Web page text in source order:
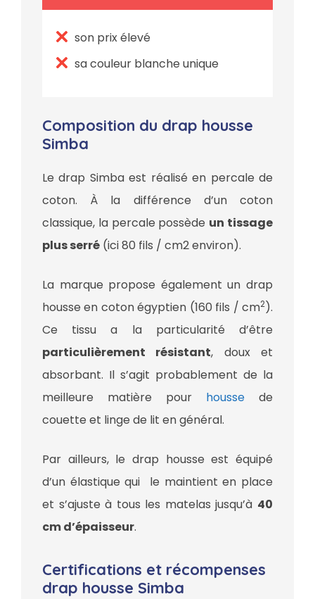
son prix élevé
sa couleur blanche unique
Composition du drap housse
Simba
Le drap Simba est réalisé en percale de
coton. À la différence d’un coton
classique, la percale possède un tissage
plus serré (ici 80 fils / cm2 environ).
La marque propose également un drap
housse en coton égyptien (160 fils / cm2).
Ce tissu a la particularité d’être
particulièrement résistant, doux et
absorbant. Il s’agit probablement de la
meilleure matière pour housse de
couette et linge de lit en général.
Par ailleurs, le drap housse est équipé
d’un élastique qui le maintient en place
et s’ajuste à tous les matelas jusqu’à 40
cm d’épaisseur.
Certifications et récompenses
drap housse Simba